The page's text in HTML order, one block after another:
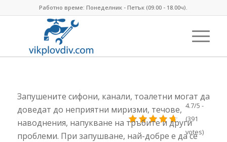
Работно време: Понеделник - Петък (09.00 - 18.00ч).
Запушените сифони, канали, тоалетни могат да
доведат до неприятни миризми, течове,
наводнения, напукване на тръбите и други
проблеми. При запушване, най-добре е да се
4.7/5 -
(391
votes)